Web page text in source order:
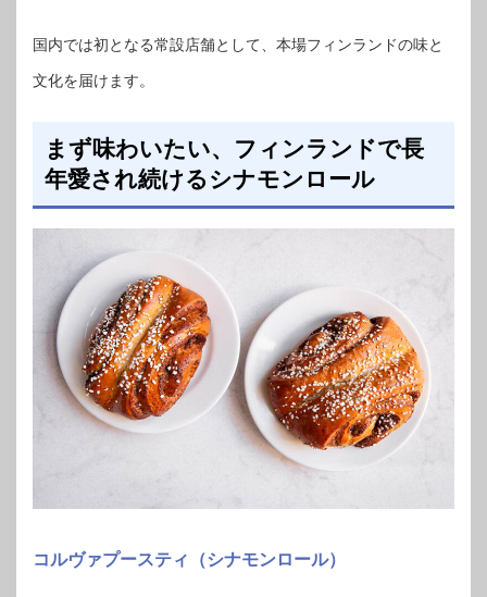
国内では初となる常設店舗として、本場フィンランドの味と
文化を届けます。
まず味わいたい、フィンランドで長
年愛され続けるシナモンロール
コルヴァプースティ（シナモンロール）